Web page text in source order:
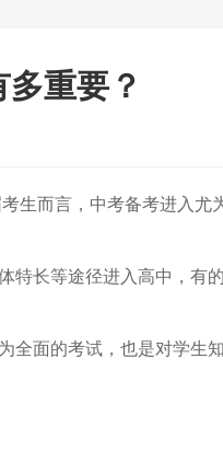
重要？
生而言，中考备考进入尤
特长等途径进入高中，有的
全面的考试，也是对学生知